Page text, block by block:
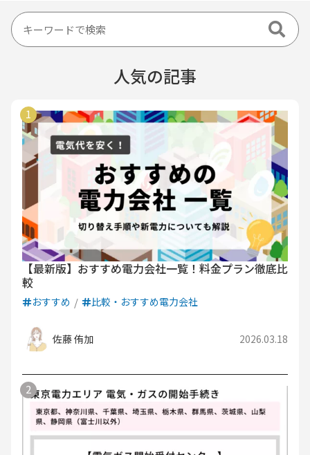
人気の記事
【最新版】おすすめ電力会社一覧！料金プラン徹底比
較
おすすめ 比較・おすすめ電力会社
佐藤 侑加 2026.03.18